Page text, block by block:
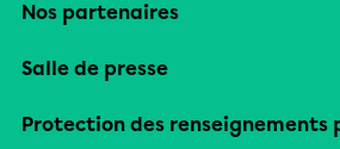
Nos partenaires
Salle de presse
Protection des renseignements